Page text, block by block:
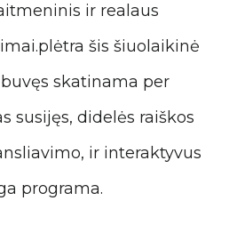
ir realaus
šis šiuolaikinė
skatinama per
susijęs, didelės raiškos
ir interaktyvus
programa.